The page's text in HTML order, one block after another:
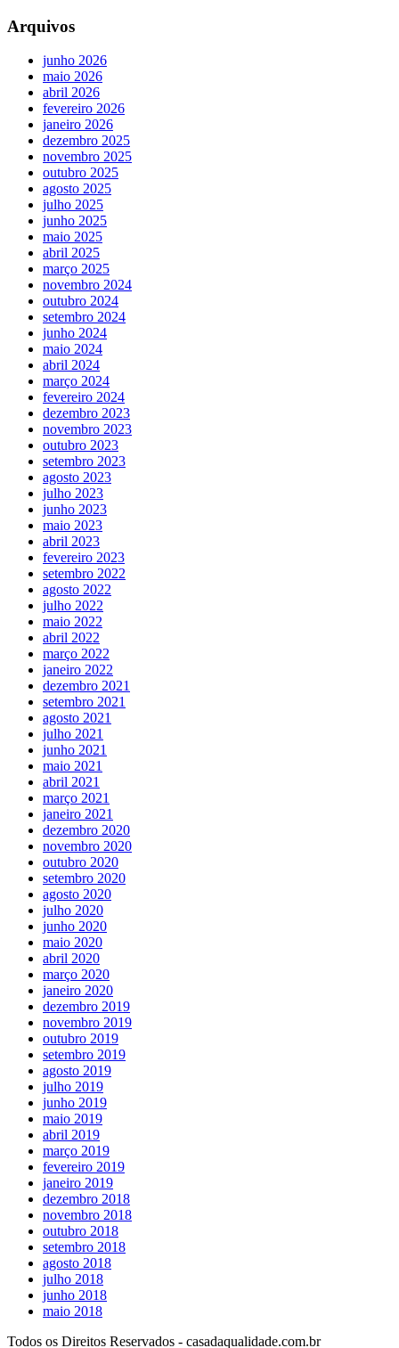
Arquivos
junho 2026
maio 2026
abril 2026
fevereiro 2026
janeiro 2026
dezembro 2025
novembro 2025
outubro 2025
agosto 2025
julho 2025
junho 2025
maio 2025
abril 2025
março 2025
novembro 2024
outubro 2024
setembro 2024
junho 2024
maio 2024
abril 2024
março 2024
fevereiro 2024
dezembro 2023
novembro 2023
outubro 2023
setembro 2023
agosto 2023
julho 2023
junho 2023
maio 2023
abril 2023
fevereiro 2023
setembro 2022
agosto 2022
julho 2022
maio 2022
abril 2022
março 2022
janeiro 2022
dezembro 2021
setembro 2021
agosto 2021
julho 2021
junho 2021
maio 2021
abril 2021
março 2021
janeiro 2021
dezembro 2020
novembro 2020
outubro 2020
setembro 2020
agosto 2020
julho 2020
junho 2020
maio 2020
abril 2020
março 2020
janeiro 2020
dezembro 2019
novembro 2019
outubro 2019
setembro 2019
agosto 2019
julho 2019
junho 2019
maio 2019
abril 2019
março 2019
fevereiro 2019
janeiro 2019
dezembro 2018
novembro 2018
outubro 2018
setembro 2018
agosto 2018
julho 2018
junho 2018
maio 2018
Todos os Direitos Reservados - casadaqualidade.com.br